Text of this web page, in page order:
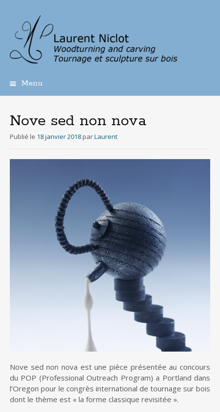
Menu
principal
Nove sed non nova
Publié le 18 janvier 2018 parLaurent
Nove sed non nova est une pièce présentée au concours
du POP (Professional Outreach Program) a Portland dans
l’Oregon pour le congrès international de tournage sur bois
dont le thème est « la forme classique revisitée ».